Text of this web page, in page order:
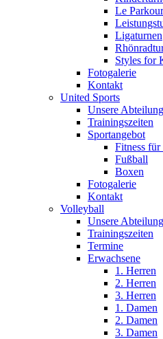
Le Parkour
Ligaturnen
Styles for
Fotogalerie
Kontakt
United Sports
Unsere Abteilung
Trainingszeiten
Sportangebot
Fitness für
Fußball
Boxen
Fotogalerie
Kontakt
Volleyball
Unsere Abteilung
Trainingszeiten
Termine
Erwachsene
1. Herren
2. Herren
3. Herren
1. Damen
2. Damen
3. Damen